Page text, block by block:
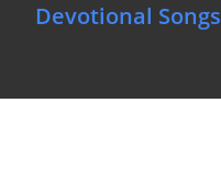
Devotional Songs